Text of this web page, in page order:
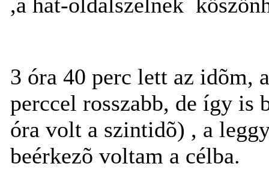
3 óra 40 perc lett az idõm,
perccel rosszabb, de így is
óra volt a szintidõ) , a
beérkezõ voltam a célba.